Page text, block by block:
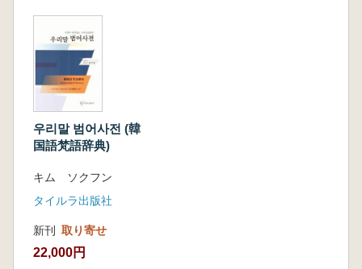
우리말 범어사전 (韓
国語梵語辞典)
キム ソクフン
タイルラ出版社
新刊 取り寄せ
22,000円